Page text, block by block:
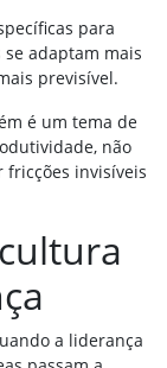
para
adaptam mais
previsível.
é um tema de
não
fricções invisíveis
a liderança